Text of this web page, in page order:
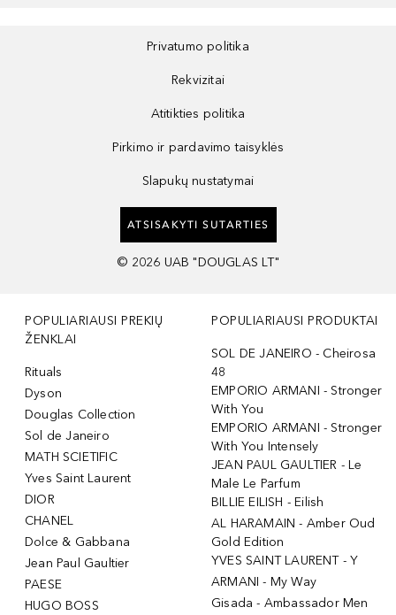
Privatumo politika
Rekvizitai
Atitikties politika
Pirkimo ir pardavimo taisyklės
Slapukų nustatymai
ATSISAKYTI SUTARTIES
© 2026 UAB "DOUGLAS LT"
POPULIARIAUSI PREKIŲ
ŽENKLAI
Rituals
Dyson
Douglas Collection
Sol de Janeiro
MATH SCIETIFIC
Yves Saint Laurent
DIOR
CHANEL
Dolce & Gabbana
Jean Paul Gaultier
PAESE
HUGO BOSS
POPULIARIAUSI PRODUKTAI
SOL DE JANEIRO - Cheirosa
48
EMPORIO ARMANI - Stronger
With You
EMPORIO ARMANI - Stronger
With You Intensely
JEAN PAUL GAULTIER - Le
Male Le Parfum
BILLIE EILISH - Eilish
AL HARAMAIN - Amber Oud
Gold Edition
YVES SAINT LAURENT - Y
ARMANI - My Way
Gisada - Ambassador Men